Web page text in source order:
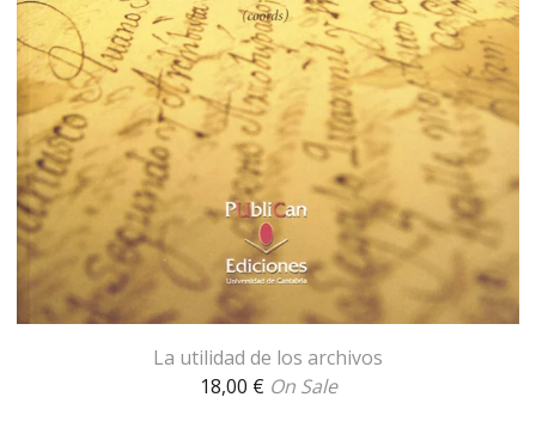
La utilidad de los archivos
18,00 € On Sale